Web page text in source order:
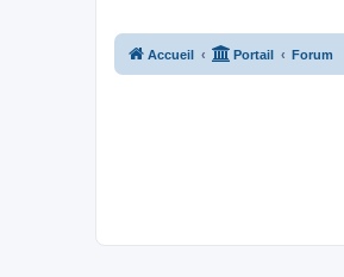
Accueil Portail Forum